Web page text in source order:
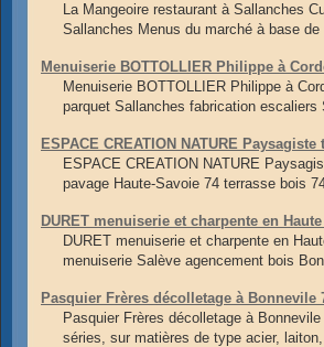
La Mangeoire restaurant à Sallanches
Sallanches Menus du marché à base
Menuiserie BOTTOLLIER Philippe à
Menuiserie BOTTOLLIER Philippe à
parquet Sallanches fabrication escaliers
ESPACE CREATION NATURE
ESPACE CREATION NATURE
pavage Haute-Savoie 74 terrasse bois
DURET menuiserie et charpente en
DURET menuiserie et charpente en
menuiserie Salève agencement bois
Pasquier Frères décolletage à Bonnevile
Pasquier Frères décolletage à
séries, sur matières de type acier,